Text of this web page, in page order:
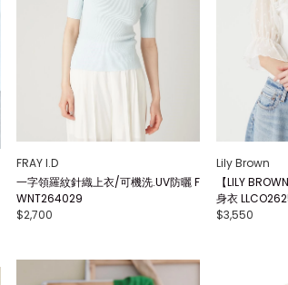
FRAY I.D
一字領羅紋針織上衣/可機洗.UV防曬 F
WNT264029
$2,700
Lily Brown
【LILY
身衣
$3,550